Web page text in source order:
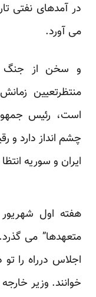
در آمدهای نفتی
می آورد.
و سخن از جنگ
منتظرتعیین
است، رئیس
چشم انداز دارد و
ایران و سوریه
هفته اول
متعهدها” می
اجلاس درراه را
خوانند. وزیر